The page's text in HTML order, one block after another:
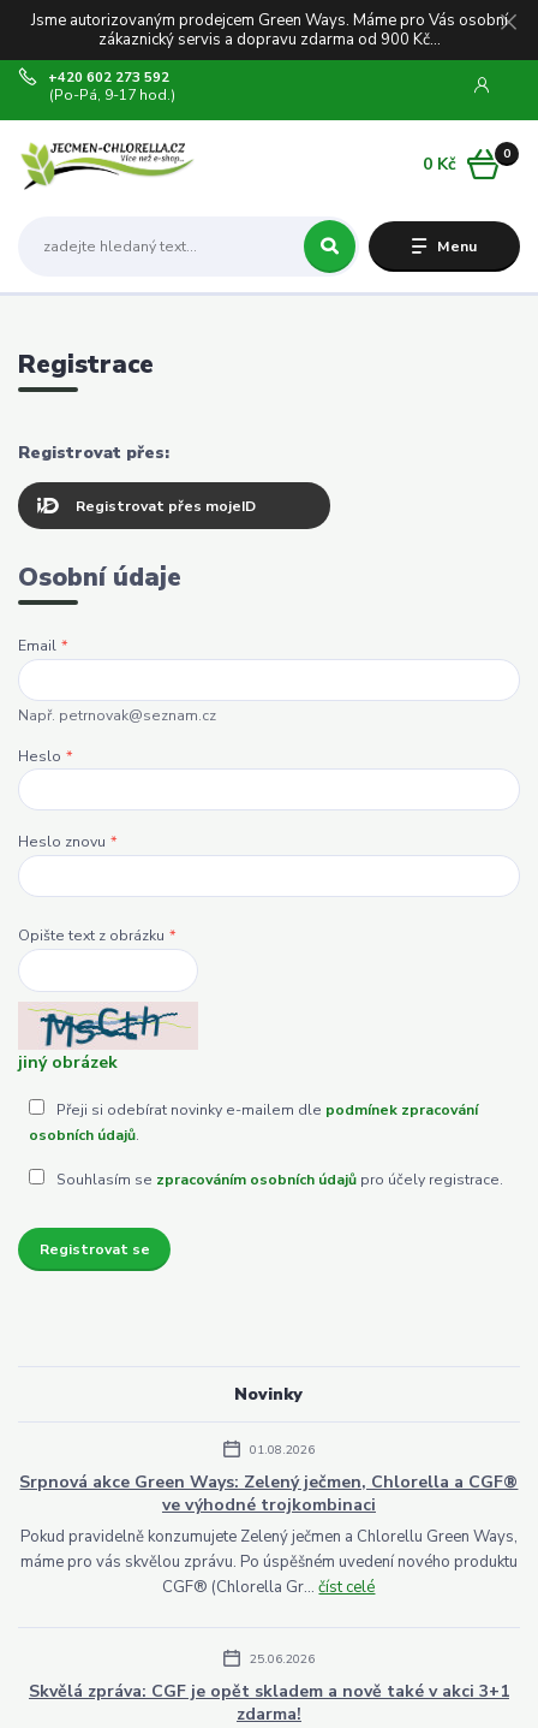
Jsme autorizovaným prodejcem Green Ways. Máme pro Vás osobní
zákaznický servis a dopravu zdarma od 900 Kč...
Menu
+420 602 273 592
(Po-Pá, 9-17 hod.)
0
0 Kč
Novinky
01.08.2026
Srpnová akce Green Ways: Zelený ječmen, Chlorella a CGF®
ve výhodné trojkombinaci
Pokud pravidelně konzumujete Zelený ječmen a Chlorellu Green Ways,
máme pro vás skvělou zprávu. Po úspěšném uvedení nového produktu
CGF® (Chlorella Gr...číst celé
25.06.2026
Skvělá zpráva: CGF je opět skladem a nově také v akci 3+1
zdarma!
Registrace
Registrovat přes:
Registrovat přes mojeID
Osobní údaje
Email *
Např. petrnovak@seznam.cz
Heslo *
Heslo znovu *
Opište text z obrázku *
jiný obrázek
Přeji si odebírat novinky e-mailem dle podmínek zpracování
osobních údajů.
Souhlasím se zpracováním osobních údajůpro účely registrace.
Registrovat se